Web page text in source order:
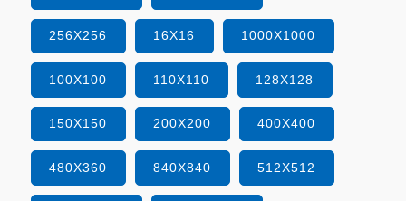
256X256 16X16 1000X1000
100X100 110X110 128X128
150X150 200X200 400X400
480X360 840X840 512X512